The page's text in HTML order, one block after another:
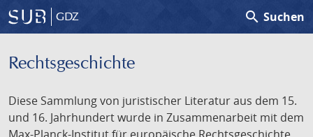
GDZ search Suchen
Rechtsgeschichte
Diese Sammlung von juristischer Literatur aus dem 15.
und 16. Jahrhundert wurde in Zusammenarbeit mit dem